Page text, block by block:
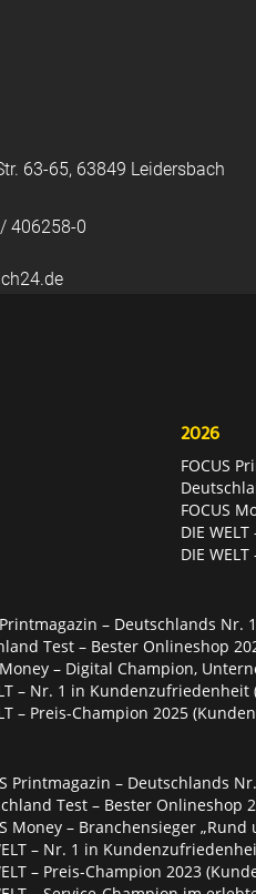
63-65, 63849 Leidersbach
406258-0
2026
FOCUS
FOCUS
DIE
DIE
Printmagazin – Deutschlands
Test – Bester Onlineshop
Money – Digital Champion,
– Nr. 1 in
– Preis-Champion 2025
Printmagazin – Deutschlands
Test – Bester Onlineshop
Money – Branchensieger „Rund
– Nr. 1 in
– Preis-Champion 2023